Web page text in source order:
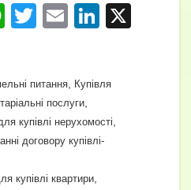
W
s
A
p
T
er
E
Li
e
dI
n
питання Купівля
послуги
купівлі нерухомості
договору купівлі-
купівлі квартири